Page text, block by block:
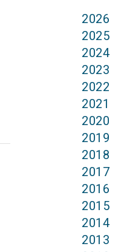
2026
2025
2024
2023
2022
2021
2020
2019
2018
2017
2016
2015
2014
2013